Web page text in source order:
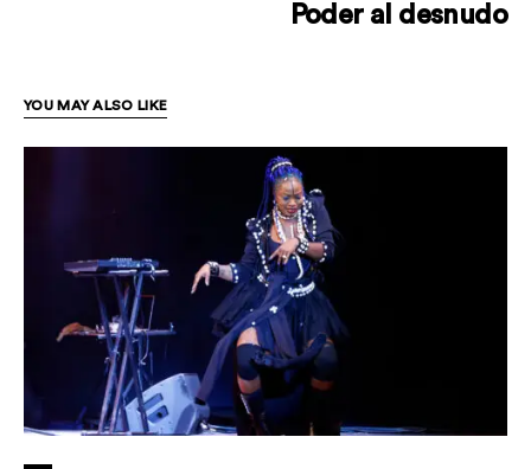
Poder al desnudo
YOU MAY ALSO LIKE